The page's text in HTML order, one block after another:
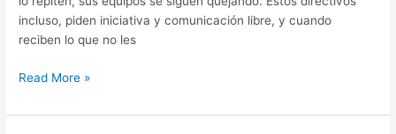
incluso, piden iniciativa y comunicación libre, y cuando
reciben lo que no les
Read More »